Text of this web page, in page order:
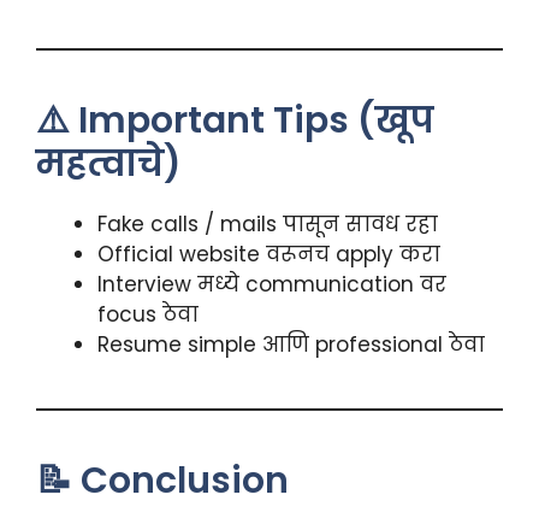
⚠️ Important Tips (खूप
महत्वाचे)
Fake calls / mails पासून सावध रहा
Official website वरूनच apply करा
Interview मध्ये communication वर
focus ठेवा
Resume simple आणि professional ठेवा
📝 Conclusion